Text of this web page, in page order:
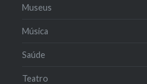
Museus
Música
Saúde
Teatro